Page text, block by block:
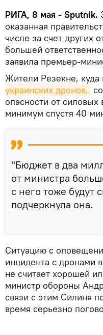
РИГА, 8 мая - Sputnik.
оказанная
числе за счет других
большей
заявила премьер-
Жители Резекне, куда
украинских дронов,
опасности от силовых
минимум спустя 40
"Бюджет в два
от министра
с него тоже будут
подчеркнула она.
Ситуацию с
инцидента с дронами
не считает хорошей
министр обороны
связи с этим Силиня
время серьезно